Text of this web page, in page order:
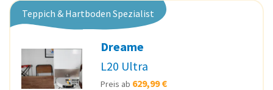
Teppich & Hartboden Spezialist
Dreame
L20 Ultra
Preis ab 629,99 €